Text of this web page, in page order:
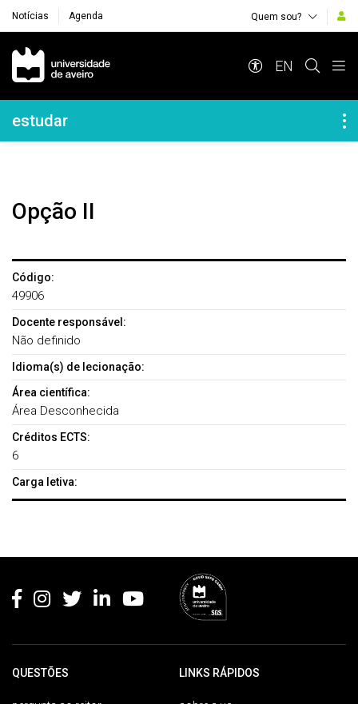
Notícias Agenda Quem sou?
Navegação Principal
EN
Navegação Lateral
estudar
Opção II
Código:
49906
Docente responsável:
Não definido
Idioma(s) de lecionação:
Área científica:
Área Desconhecida
Créditos ECTS:
6
Carga letiva:
QUESTÕES LINKS RÁPIDOS